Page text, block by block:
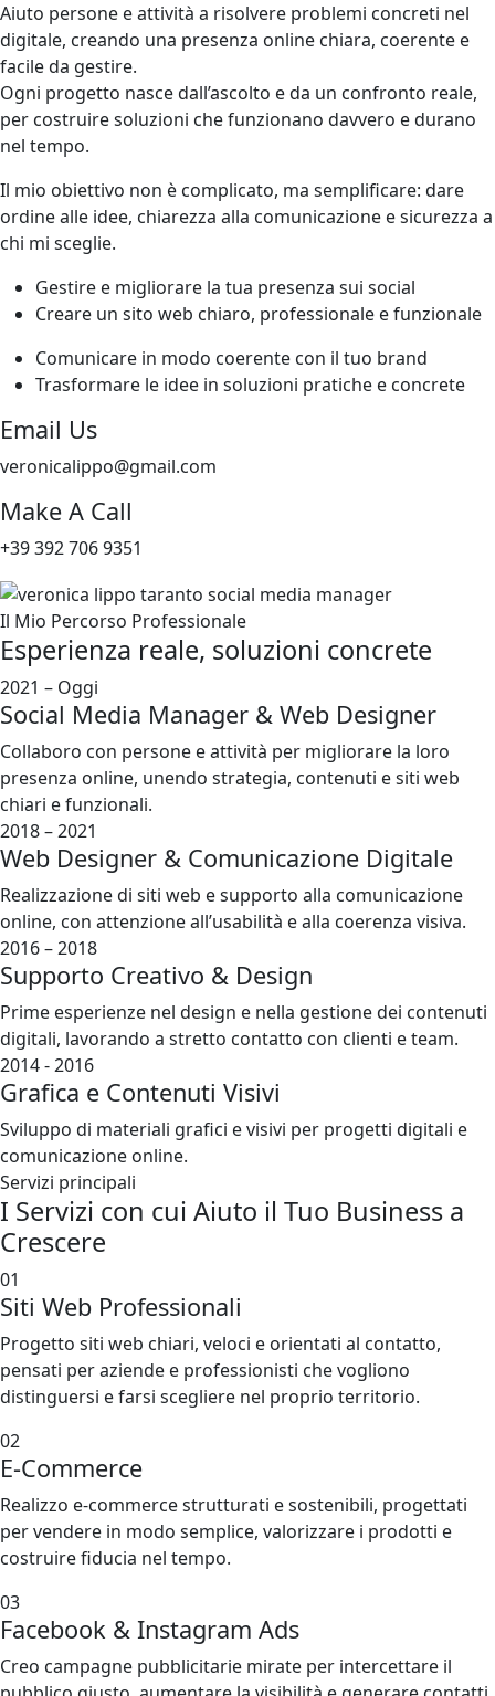
Aiuto persone e attività a risolvere problemi concreti nel
digitale, creando una presenza online chiara, coerente e
facile da gestire.
Ogni progetto nasce dall’ascolto e da un confronto reale,
per costruire soluzioni che funzionano davvero e durano
nel tempo.
Il mio obiettivo non è complicato, ma semplificare: dare
ordine alle idee, chiarezza alla comunicazione e sicurezza a
chi mi sceglie.
Gestire e migliorare la tua presenza sui social
Creare un sito web chiaro, professionale e funzionale
Comunicare in modo coerente con il tuo brand
Trasformare le idee in soluzioni pratiche e concrete
Email Us
veronicalippo@gmail.com
Make A Call
+39 392 706 9351
Il Mio Percorso Professionale
Esperienza reale, soluzioni concrete
2021 – Oggi
Social Media Manager & Web Designer
Collaboro con persone e attività per migliorare la loro
presenza online, unendo strategia, contenuti e siti web
chiari e funzionali.
2018 – 2021
Web Designer & Comunicazione Digitale
Realizzazione di siti web e supporto alla comunicazione
online, con attenzione all’usabilità e alla coerenza visiva.
2016 – 2018
Supporto Creativo & Design
Prime esperienze nel design e nella gestione dei contenuti
digitali, lavorando a stretto contatto con clienti e team.
2014 - 2016
Grafica e Contenuti Visivi
Sviluppo di materiali grafici e visivi per progetti digitali e
comunicazione online.
Servizi principali
I Servizi con cui Aiuto il Tuo Business a
Crescere
01
Siti Web Professionali
Progetto siti web chiari, veloci e orientati al contatto,
pensati per aziende e professionisti che vogliono
distinguersi e farsi scegliere nel proprio territorio.
02
E-Commerce
Realizzo e-commerce strutturati e sostenibili, progettati
per vendere in modo semplice, valorizzare i prodotti e
costruire fiducia nel tempo.
03
Facebook & Instagram Ads
Creo campagne pubblicitarie mirate per intercettare il